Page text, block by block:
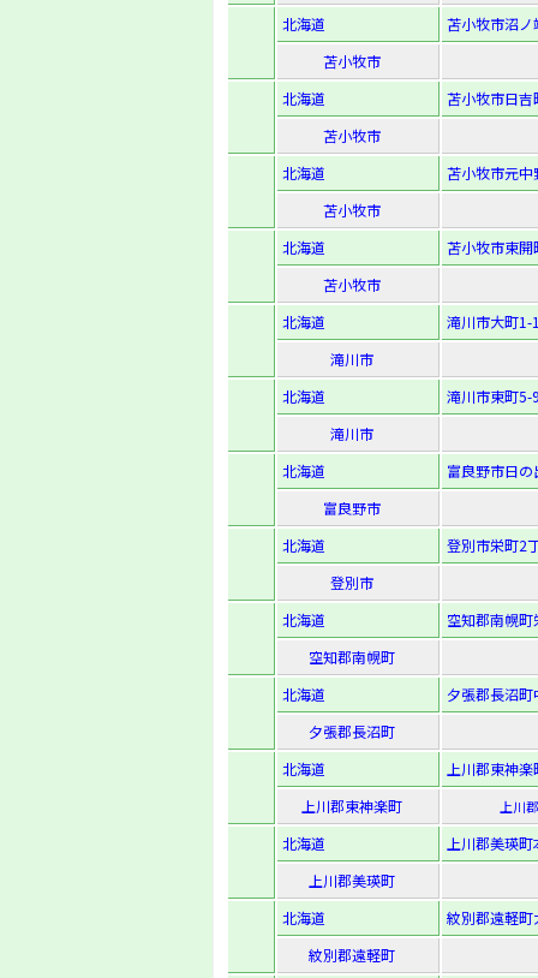
北海道
苫小牧市沼
苫小牧市
北海道
苫小牧市日
苫小牧市
北海道
苫小牧市元
苫小牧市
北海道
苫小牧市東
苫小牧市
北海道
滝川市大町1-
滝川市
北海道
滝川市東町5-
滝川市
北海道
富良野市日
富良野市
北海道
登別市栄町2
登別市
北海道
空知郡南幌
空知郡南幌町
北海道
夕張郡長沼
夕張郡長沼町
北海道
上川郡東神
上川郡東神楽町
上川
北海道
上川郡美瑛
上川郡美瑛町
北海道
紋別郡遠軽
紋別郡遠軽町